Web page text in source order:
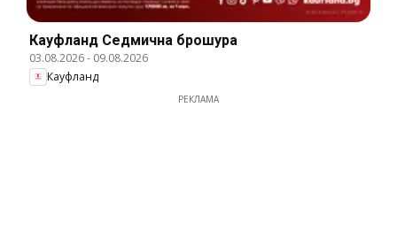
Кауфланд Cедмична брошура
03.08.2026- 09.08.2026
Кауфланд
РЕКЛАМА